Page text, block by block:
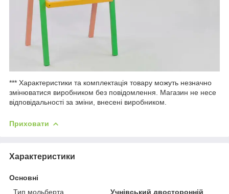
*** Характеристики та комплектація товару можуть незначно
змінюватися виробником без повідомлення. Магазин не несе
відповідальності за зміни, внесені виробником.
Приховати
Характеристики
Основні
Тип мольберта
Учнівський двосторонній